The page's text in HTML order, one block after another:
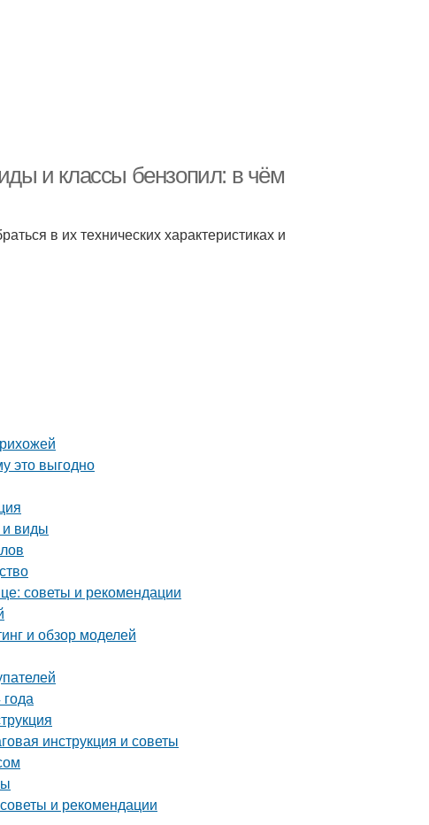
и классы бензопил: в чём
в их технических характеристиках и
это выгодно
виды
советы и рекомендации
и обзор моделей
инструкция и советы
и рекомендации